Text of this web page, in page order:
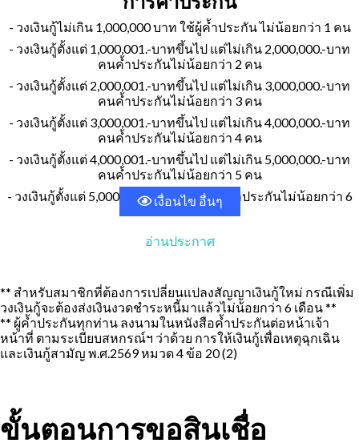
- วงเงินกู้ไม่เกิน 1,000,000 บาท ใช้ผู้ค้ำประกัน ไม่น้อยกว่า 1 คน
- วงเงินกู้ตั้งแต่ 1,000,001.-บาทขึ้นไป แต่ไม่เกิน 2,000,000.-บาท
คนค้ำประกันไม่น้อยกว่า 2 คน
- วงเงินกู้ตั้งแต่ 2,000,001.-บาทขึ้นไป แต่ไม่เกิน 3,000,000.-บาท
คนค้ำประกันไม่น้อยกว่า 3 คน
- วงเงินกู้ตั้งแต่ 3,000,001.-บาทขึ้นไป แต่ไม่เกิน 4,000,000.-บาท
คนค้ำประกันไม่น้อยกว่า 4 คน
- วงเงินกู้ตั้งแต่ 4,000,001.-บาทขึ้นไป แต่ไม่เกิน 5,000,000.-บาท
คนค้ำประกันไม่น้อยกว่า 5 คน
- วงเงินกู้ตั้งแต่ 5,000,001.-บาทขึ้นไป คนค้ำประกันไม่น้อยกว่า 6
คน
อ่านประกาศ
เงื่อนไข อื่นๆ
** สำหรับสมาชิกที่ต้องการเปลี่ยนแปลงสัญญาเงินกู้ใหม่ กรณีเพิ่ม
วงเงินกู้จะต้องส่งเงินงวดชำระหนี้มาแล้วไม่น้อยกว่า 6 เดือน **
** ผู้ค้ำประกันทุกท่าน ลงนามในหนังสือค้ำประกันต่อหน้าเจ้า
หน้าที่ ตามระเบียบสหกรณ์ฯ ว่าด้วย การให้เงินกู้เพื่อเหตุฉุกเฉิน
และเงินกู้สามัญ พ.ศ.2569 หมวด 4 ข้อ 20 (2)
ขั้นตอนการขอสินเชื่อ